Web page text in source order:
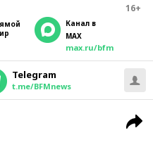
16+
Канал в
MAX
max.ru/bfm
Telegram
t.me/BFMnews